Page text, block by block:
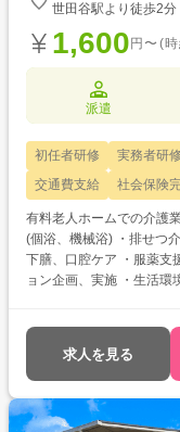
世田谷駅より徒歩2分
1,600 円〜(
派遣
初任者研修 実務者研修
交通費支給
社会保険
有料老人ホームでの介護業務 ・身体介助(移乗介助、食事介助) ・
(個浴、機械浴) ・排せつ
下膳、口腔ケア ・服薬支
ョン企画、実施 ・生活環
を目指している ・自分
求人を見る